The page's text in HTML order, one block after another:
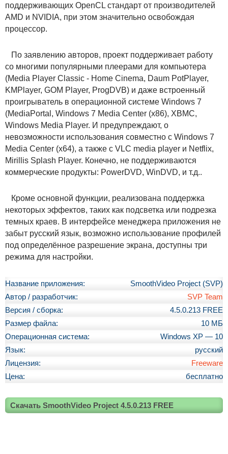
поддерживающих OpenCL стандарт от производителей
AMD и NVIDIA, при этом значительно освобождая
процессор.
По заявлению авторов, проект поддерживает работу
со многими популярными плеерами для компьютера
(Media Player Classic - Home Cinema, Daum PotPlayer,
KMPlayer, GOM Player, ProgDVB) и даже встроенный
проигрыватель в операционной системе Windows 7
(MediaPortal, Windows 7 Media Center (x86), XBMC,
Windows Media Player. И предупреждают, о
невозможности использования совместно с Windows 7
Media Center (x64), а также с VLC media player и Netflix,
Mirillis Splash Player. Конечно, не поддерживаются
коммерческие продукты: PowerDVD, WinDVD, и т.д..
Кроме основной функции, реализована поддержка
некоторых эффектов, таких как подсветка или подрезка
темных краев. В интерфейсе менеджера приложения не
забыт русский язык, возможно использование профилей
под определённое разрешение экрана, доступны три
режима для настройки.
Название приложения:
SmoothVideo Project (SVP)
Автор / разработчик:
SVP Team
Версия / сборка:
4.5.0.213 FREE
Размер файла:
10 МБ
Операционная система:
Windows XP — 10
Язык:
русский
Лицензия:
Freeware
Цена:
бесплатно
Скачать SmoothVideo Project 4.5.0.213 FREE